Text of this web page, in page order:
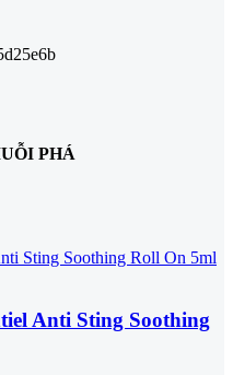
PHÁ
Anti Sting Soothing